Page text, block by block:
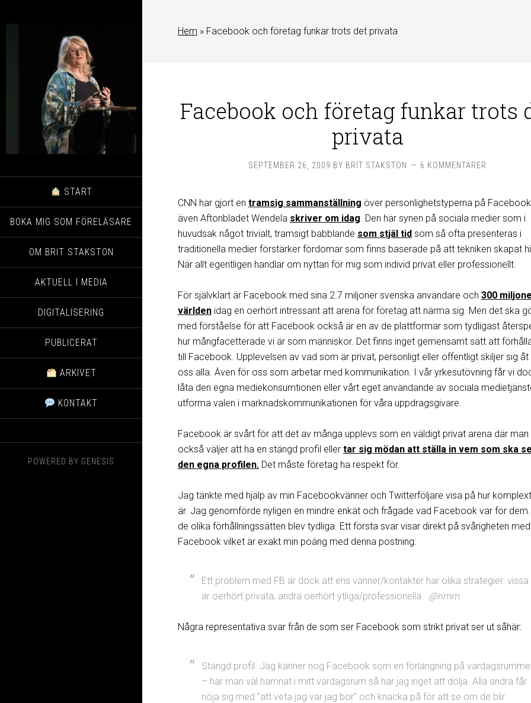
START
BOKA MIG SOM FÖRELÄSARE
OM BRIT STAKSTON
AKTUELL I MEDIA
DIGITALISERING
PUBLICERAT
ARKIVET
KONTAKT
POWERED BY GENESIS
Hem » Facebook och företag funkar trots det privata
Facebook och företag funkar trots
privata
SEPTEMBER 26, 2009 BY BRIT STAKSTON 6 KOMMENTARER
CNN har gjort en tramsig sammanställning över personlighetstyperna på
även Aftonbladet Wendela skriver om idag. Den här synen på sociala medier som i
huvudsak något trivialt, tramsigt babblande som stjäl tid som så ofta presenteras i
traditionella medier förstärker fördomar som finns baserade på att tekniken skapat
När allt egentligen handlar om nyttan för mig som individ privat eller professionellt.
För självklart är Facebook med sina 2.7 miljoner svenska användare och 300
världen idag en oerhört intressant att arena för företag att närma sig. Men det ska
med förståelse för att Facebook också är en av de plattformar som tydligast
hur mångfacetterade vi är som människor. Det finns inget gemensamt sätt att
till Facebook. Upplevelsen av vad som är privat, personligt eller offentligt skiljer sig
oss alla. Även för oss som arbetar med kommunikation. I vår yrkesutövning får vi
låta den egna mediekonsumtionen eller vårt eget användande av sociala
utforma valen i marknadskommunikationen för våra uppdragsgivare.
Facebook är svårt för att det av många upplevs som en väldigt privat arena där
också väljer att ha en stängd profil eller tar sig mödan att ställa in vem som ska
den egna profilen. Det måste företag ha respekt för.
Jag tänkte med hjälp av min Facebookvänner och Twitterföljare visa på hur
är. Jag genomförde nyligen en mindre enkät och frågade vad Facebook var för
de olika förhållningssätten blev tydliga. Ett första svar visar direkt på svårigheten med
Facebook vilket är exakt min poäng med denna postning:
Ett problem med FB är dock att ens vänner/kontakter har olika strategier: vissa
är oerhört privata, andra oerhört ytliga/professionella. @rimm
Några representativa svar från de som ser Facebook som strikt privat ser ut såhär:
Stängd profil. Jag känner nog Facebook som en förlängning på
– har man väl hamnat i mitt vardagsrum så har jag inget att dölja. Alla andra får
nöja sig med ”att veta jag var jag bor” och knacka på för att se om de blir